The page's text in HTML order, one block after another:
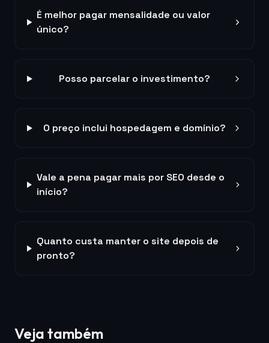
É melhor pagar mensalidade ou valor
único?
Posso parcelar o investimento?
O preço inclui hospedagem e domínio?
Vale a pena pagar mais por SEO desde o
início?
Quanto custa manter o site depois de
pronto?
Veja também